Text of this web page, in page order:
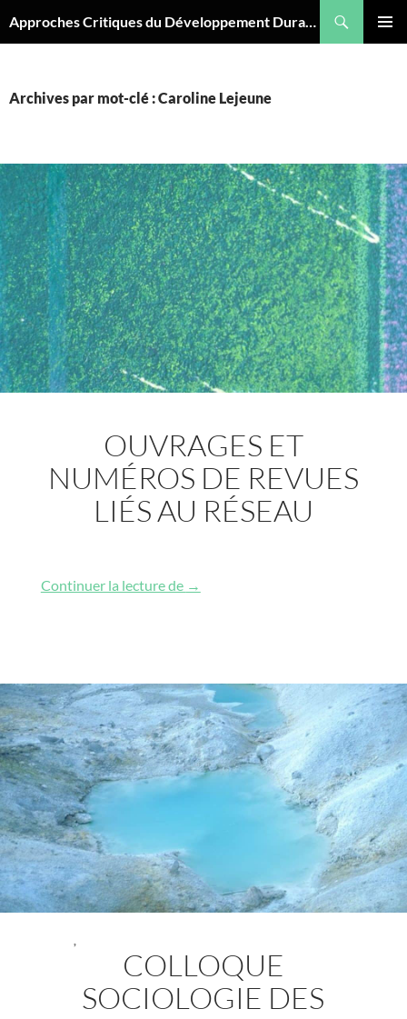
au
Approches Critiques du Développement Durable
Archives par mot-clé : Caroline Lejeune
OUVRAGES ET
NUMÉROS DE REVUES
LIÉS AU RÉSEAU
Continuer la lecture de Ouvrages et numéros de revues
→
,
COLLOQUE
SOCIOLOGIE DES